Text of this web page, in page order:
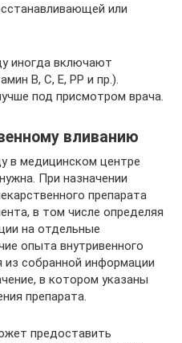
или
иногда включают
В, С, Е, РР и пр.).
под присмотром врача.
вливанию
в медицинском центре
При назначении
препарата
в том числе определяя
на отдельные
опыта внутривенного
из собранной информации
в котором указаны
препарата.
предоставить